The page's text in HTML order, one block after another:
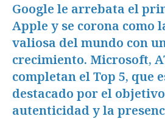
Google le arrebata el
Apple y se corona como
valiosa del mundo con
crecimiento. Microsoft,
completan el Top 5, que
destacado por el
autenticidad y la